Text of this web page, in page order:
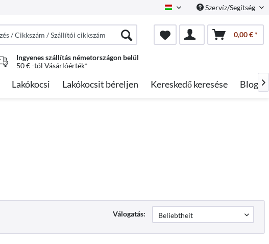
HungarianSzervíz/Segítség
0,00 € *
Ingyenes szállítás németországon belül
50 € -tól Vásárlóérték*
Lakókocsi Lakókocsit béreljen Kereskedő keresése Blog 
Válogatás: